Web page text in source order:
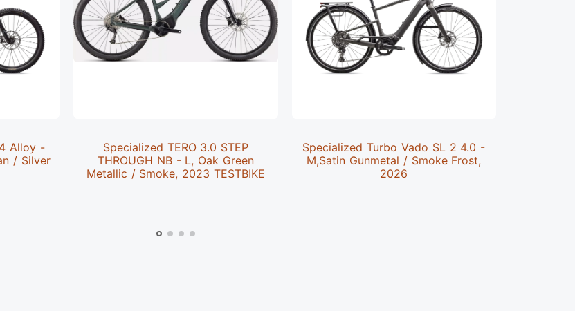
Alloy -
/ Silver
Specialized TERO 3.0 STEP
THROUGH NB - L, Oak Green
Metallic / Smoke, 2023 TESTBIKE
Specialized Turbo Vado SL 2 4.0 -
M,Satin Gunmetal / Smoke Frost,
2026